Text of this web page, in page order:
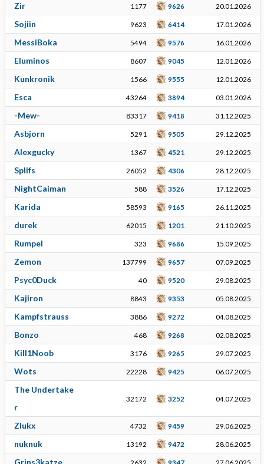
Zir 1177 9626 20.01.2026
Sojiin 9623 6414 17.01.2026
MessiBoka 5494 9576 16.01.2026
Eluminos 8607 9045 12.01.2026
Kunkronik 1566 9555 12.01.2026
Esca 43264 3894 03.01.2026
-Mew- 83317 9418 31.12.2025
Asbjorn 5291 9505 29.12.2025
Alexgucky 1367 4521 29.12.2025
Splifs 26052 4306 28.12.2025
NightCaiman 588 3526 17.12.2025
Karida 58593 9165 26.11.2025
durek 62015 1201 21.10.2025
Rumpel 323 9686 15.09.2025
Zemon 137799 9657 07.09.2025
Psyc0Duck 40 9520 29.08.2025
Kajiron 8843 9353 05.08.2025
Kampfstrauss 3886 9272 04.08.2025
Bonzo 468 9268 02.08.2025
Kill1Noob 3176 9265 29.07.2025
Wots 22228 9425 06.07.2025
The Undertake
r
32172 3252 04.07.2025
Zlukx 4732 9459 29.06.2025
nuknuk 13192 9472 28.06.2025
Grins3katze 2632 9347 27.06.2025